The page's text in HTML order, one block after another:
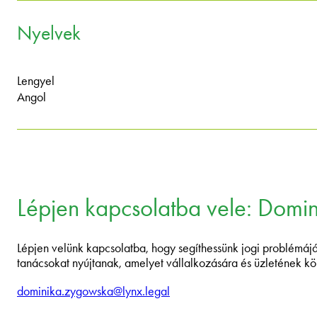
Nyelvek
Lengyel
Angol
Lépjen kapcsolatba vele:
Lépjen velünk kapcsolatba, hogy segíthessünk jogi
tanácsokat nyújtanak, amelyet vállalkozására és üzletének
dominika.zygowska@lynx.legal